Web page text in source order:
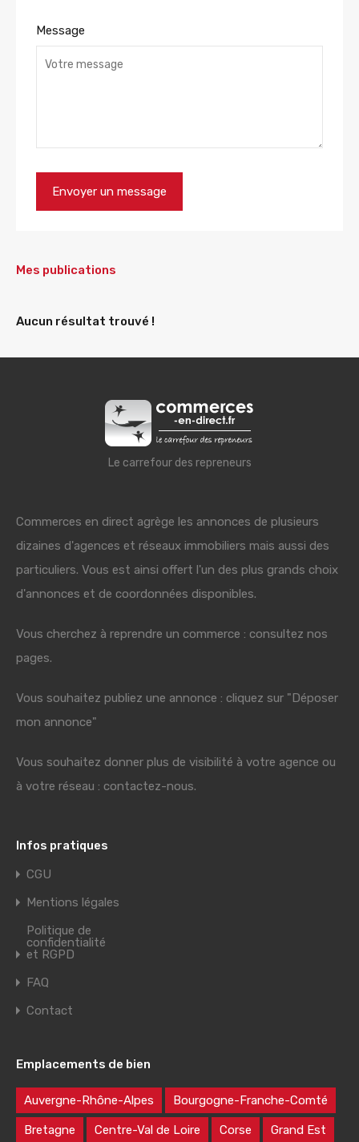
Message
Mes publications
Aucun résultat trouvé !
Le carrefour des repreneurs
Commerces en direct agrège les annonces de plusieurs
dizaines d'agences et réseaux immobiliers mais aussi des
particuliers. Vous est ainsi offert l'un des plus grands choix
d'annonces et de coordonnées disponibles.
Vous cherchez à reprendre un commerce : consultez nos
pages.
Vous souhaitez publiez une annonce : cliquez sur "Déposer
mon annonce"
Vous souhaitez donner plus de visibilité à votre agence ou
à votre réseau : contactez-nous.
Infos pratiques
CGU
Mentions légales
Politique de
confidentialité
et RGPD
FAQ
Contact
Emplacements de bien
Auvergne-Rhône-Alpes Bourgogne-Franche-Comté
Bretagne Centre-Val de Loire Corse Grand Est